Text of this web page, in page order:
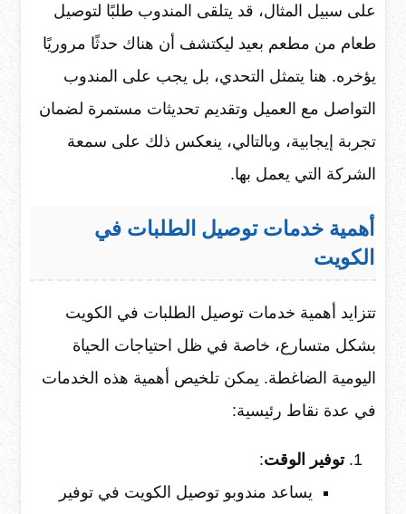
على سبيل المثال، قد يتلقى المندوب طلبًا لتوصيل
طعام من مطعم بعيد ليكتشف أن هناك حدثًا مروريًا
يؤخره. هنا يتمثل التحدي، بل يجب على المندوب
التواصل مع العميل وتقديم تحديثات مستمرة لضمان
تجربة إيجابية، وبالتالي، ينعكس ذلك على سمعة
الشركة التي يعمل بها.
أهمية خدمات توصيل الطلبات في
الكويت
تتزايد أهمية خدمات توصيل الطلبات في الكويت
بشكل متسارع، خاصة في ظل احتياجات الحياة
اليومية الضاغطة. يمكن تلخيص أهمية هذه الخدمات
في عدة نقاط رئيسية:
توفير الوقت:
يساعد مندوبو توصيل الكويت في توفير